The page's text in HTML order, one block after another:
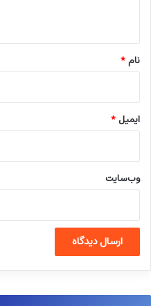
نام*
ایمیل*
وب‌سایت